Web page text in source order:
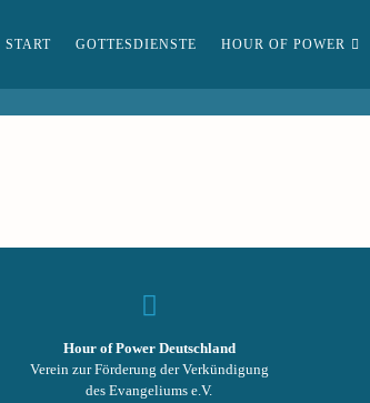
START GOTTESDIENSTE HOUR OF POWER
Hour of Power Deutschland
Verein zur Förderung der Verkündigung
des Evangeliums e.V.